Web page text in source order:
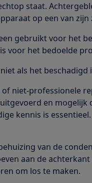
staat.
op een van
gebruikt voor het
voor het bedoelde
als het beschadigd
niet-professionele
en mogelijk
kennis is essentieel.
van de
aan de
om los te maken.